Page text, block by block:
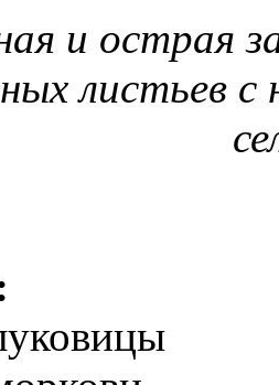
и острая
листьев с